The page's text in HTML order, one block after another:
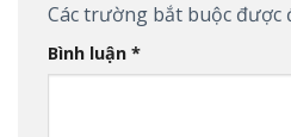
Các trường bắt buộc được
Bình luận *